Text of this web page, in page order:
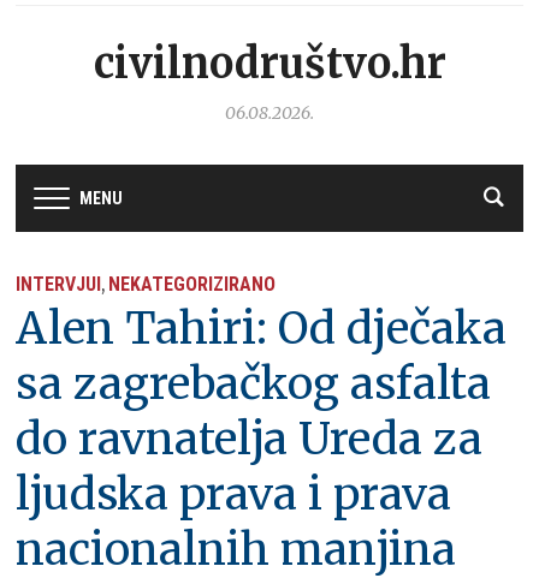
civilnodruštvo.hr
06.08.2026.
MENU
INTERVJUI, NEKATEGORIZIRANO
Alen Tahiri: Od dječaka
sa zagrebačkog asfalta
do ravnatelja Ureda za
ljudska prava i prava
nacionalnih manjina